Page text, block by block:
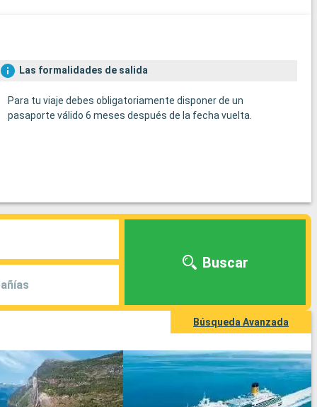
Las formalidades de salida
Para tu viaje debes obligatoriamente disponer de un
pasaporte válido 6 meses después de la fecha vuelta.
Buscar
Búsqueda Avanzada